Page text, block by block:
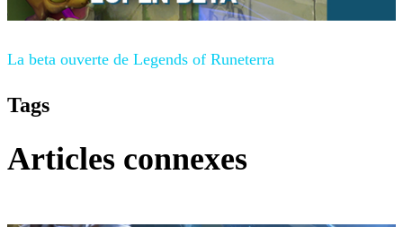
La beta ouverte de Legends of Runeterra
Tags
Articles connexes